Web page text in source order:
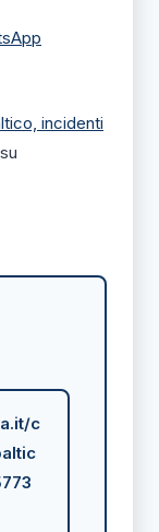
incidenti
c